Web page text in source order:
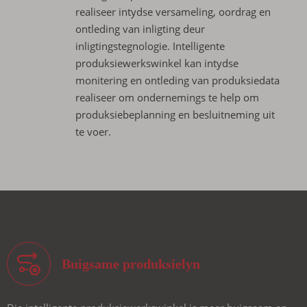
realiseer intydse versameling, oordrag en
ontleding van inligting deur
inligtingstegnologie. Intelligente
produksiewerkswinkel kan intydse
monitering en ontleding van produksiedata
realiseer om ondernemings te help om
produksiebeplanning en besluitneming uit
te voer.
Buigsame produksielyn